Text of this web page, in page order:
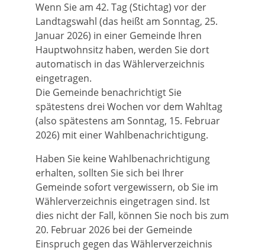
Wenn Sie am 42. Tag (Stichtag) vor der
Landtagswahl (das heißt am Sonntag, 25.
Januar 2026) in einer Gemeinde Ihren
Hauptwohnsitz haben, werden Sie dort
automatisch in das Wählerverzeichnis
eingetragen.
Die Gemeinde benachrichtigt Sie
spätestens drei Wochen vor dem Wahltag
(also spätestens am Sonntag, 15. Februar
2026) mit einer Wahlbenachrichtigung.
Haben Sie keine Wahlbenachrichtigung
erhalten, sollten Sie sich bei Ihrer
Gemeinde sofort vergewissern, ob Sie im
Wählerverzeichnis eingetragen sind. Ist
dies nicht der Fall, können Sie noch bis zum
20. Februar 2026 bei der Gemeinde
Einspruch gegen das Wählerverzeichnis